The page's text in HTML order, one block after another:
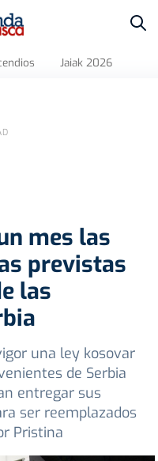
Jaiak 2026
mes las
previstas
las
una ley kosovar
de Serbia
entregar sus
ser reemplazados
Pristina